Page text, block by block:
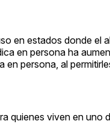
en estados donde el
en persona ha
en persona, al
quienes viven en uno